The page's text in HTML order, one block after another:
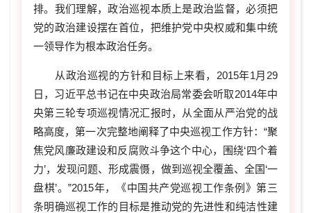
排。我们理解，政治巡视本质上是政治监督，必须把
党的政治建设摆在首位，把维护党中央权威和集中统
一领导作为根本政治任务。
从政治巡视的方针和目标上来看，2015年1月29
日，习近平总书记在中央政治局常委会听取2014年中
央第三轮专项巡视情况汇报时，从全面从严治党的战
略高度，第一次完整地阐释了中央巡视工作方针：“聚
焦党风廉政建设和反腐败斗争这个中心，围绕‘四个着
力’，发现问题、形成震慑，做到巡视全覆盖、全国‘一
盘棋’。”2015年，《中国共产党巡视工作条例》第三
条明确巡视工作的目标是推动党的先进性和纯洁性建